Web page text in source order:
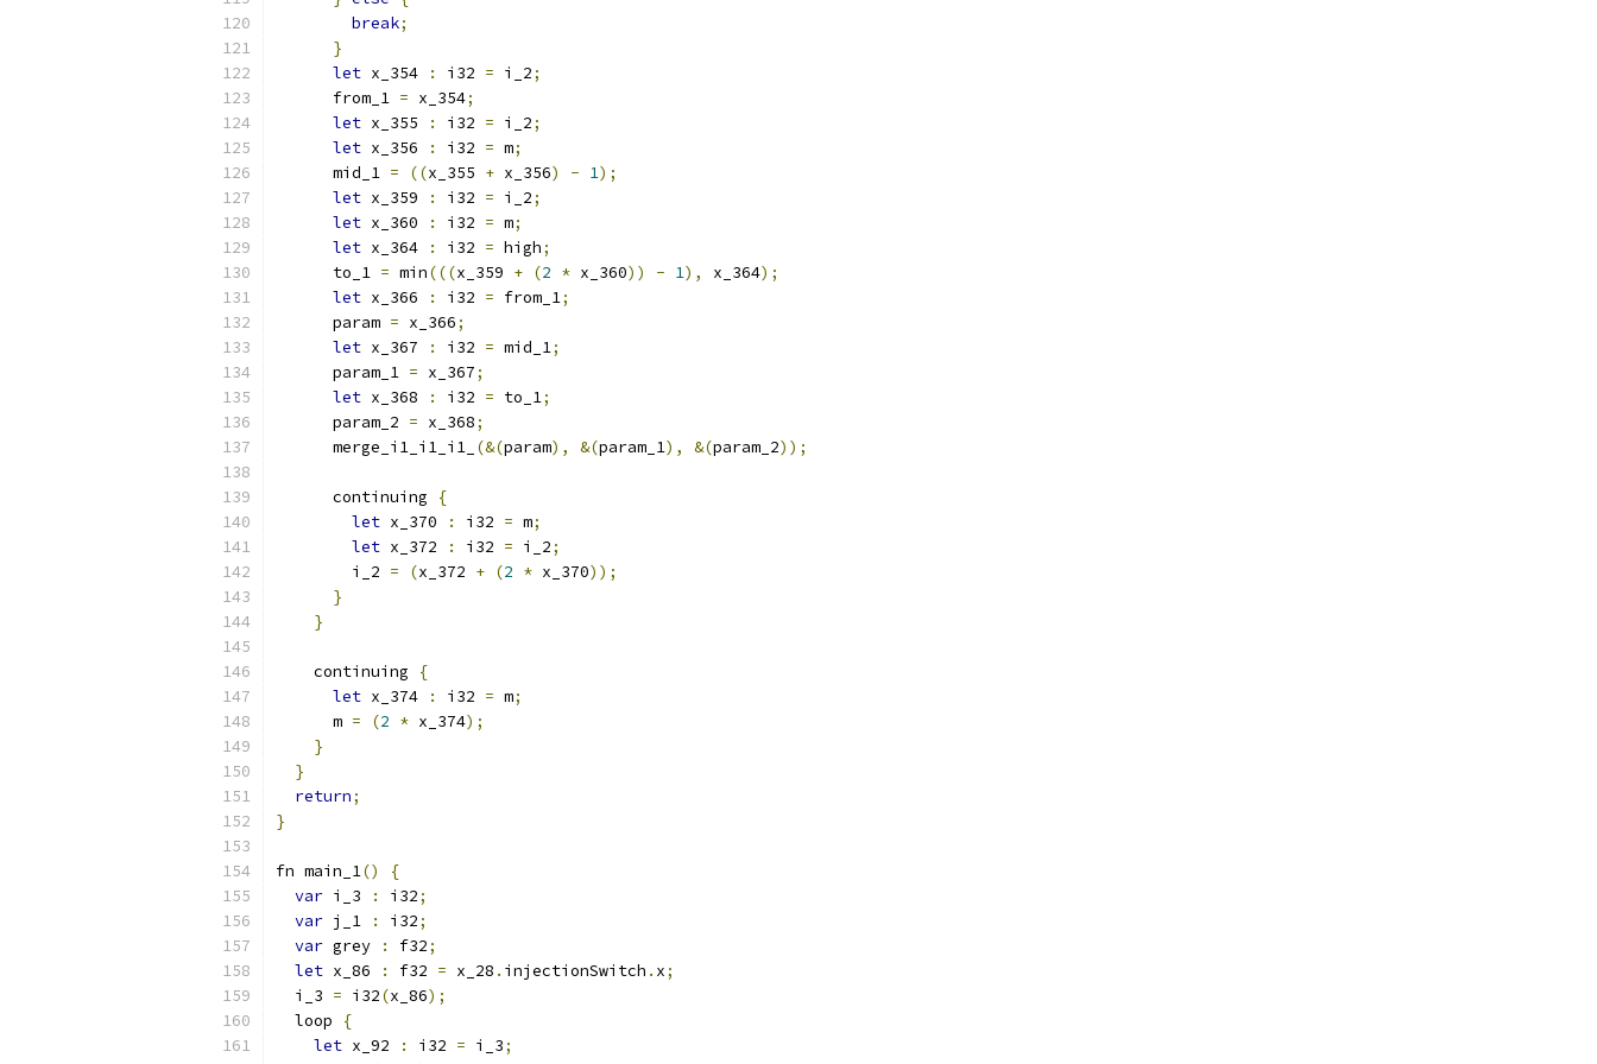
break;
}
let x_354 : i32 = i_2;
      from_1
= x_354;
let x_355 : i32 = i_2;
let x_356 : i32 = m;
      mid_1
= ((x_355 + x_356) - 1);
let x_359 : i32 = i_2;
let x_360 : i32 = m;
let x_364 : i32 = high;
      to_1
= min(((x_359 + (2 * x_360)) - 1), x_364);
let x_366 : i32 = from_1;
      param
= x_366;
let x_367 : i32 = mid_1;
      param_1
= x_367;
let x_368 : i32 = to_1;
      param_2
= x_368;
      merge_i1_i1_i1_
(&(param), &(param_1), &(param_2));
      continuing
{
let x_370 : i32 = m;
let x_372 : i32 = i_2;
        i_2
= (x_372 + (2 * x_370));
}
}
    continuing
{
let x_374 : i32 = m;
      m
= (2 * x_374);
}
}
return;
}
fn main_1()
{
var i_3 : i32;
var j_1 : i32;
var grey : f32;
let x_86 : f32 = x_28 . injectionSwitch . x;
  i_3
= i32(x_86);
  loop
{
let x_92 : i32 = i_3;